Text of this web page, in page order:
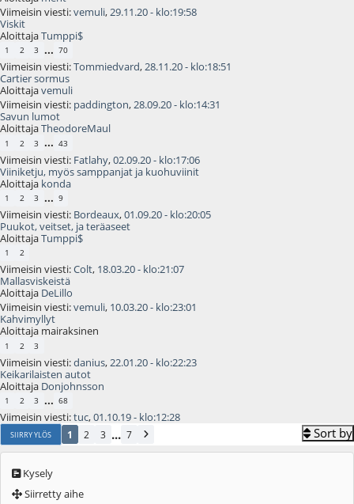
Viimeisin viesti:vemuli,29.11.20 - klo:19:58
Viskit
AloittajaTumppi$
1 2 3 ... 70
Viimeisin viesti:Tommiedvard,28.11.20 - klo:18:51
Cartier sormus
Aloittajavemuli
Viimeisin viesti: paddington,28.09.20 - klo:14:31
Savun lumot
AloittajaTheodoreMaul
1 2 3 ... 43
Viimeisin viesti: Fatlahy,02.09.20 - klo:17:06
Viiniketju, myös samppanjat ja kuohuviinit
Aloittaja konda
1 2 3 ... 9
Viimeisin viesti: Bordeaux,01.09.20 - klo:20:05
Puukot, veitset, ja teräaseet
AloittajaTumppi$
1 2
Viimeisin viesti:Colt, 18.03.20 - klo:21:07
Mallasviskeistä
Aloittaja DeLillo
Viimeisin viesti:vemuli, 10.03.20 - klo:23:01
Kahvimyllyt
Aloittaja mairaksinen
1 2 3
Viimeisin viesti:danius,22.01.20 - klo:22:23
Keikarilaisten autot
Aloittaja Donjohnsson
1 2 3 ... 68
Viimeisin viesti:tuc,01.10.19 - klo:12:28
SIIRRY YLÖS 1 2 3 ... 7 Sort by
Kysely
Siirretty aihe